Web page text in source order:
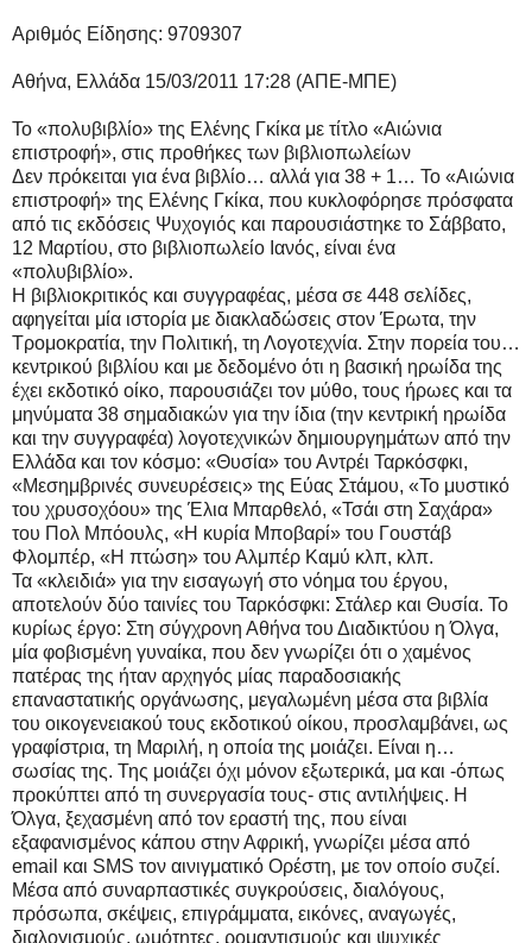
Αριθμός Είδησης: 9709307
Αθήνα, Ελλάδα 15/03/2011 17:28 (ΑΠΕ-ΜΠΕ)
Το «πολυβιβλίο» της Ελένης Γκίκα με τίτλο «Αιώνια
επιστροφή», στις προθήκες των βιβλιοπωλείων
Δεν πρόκειται για ένα βιβλίο… αλλά για 38 + 1… Το «Αιώνια
επιστροφή» της Ελένης Γκίκα, που κυκλοφόρησε πρόσφατα
από τις εκδόσεις Ψυχογιός και παρουσιάστηκε το Σάββατο,
12 Μαρτίου, στο βιβλιοπωλείο Ιανός, είναι ένα
«πολυβιβλίο».
Η βιβλιοκριτικός και συγγραφέας, μέσα σε 448 σελίδες,
αφηγείται μία ιστορία με διακλαδώσεις στον Έρωτα, την
Τρομοκρατία, την Πολιτική, τη Λογοτεχνία. Στην πορεία του…
κεντρικού βιβλίου και με δεδομένο ότι η βασική ηρωίδα της
έχει εκδοτικό οίκο, παρουσιάζει τον μύθο, τους ήρωες και τα
μηνύματα 38 σημαδιακών για την ίδια (την κεντρική ηρωίδα
και την συγγραφέα) λογοτεχνικών δημιουργημάτων από την
Ελλάδα και τον κόσμο: «Θυσία» του Αντρέι Ταρκόσφκι,
«Μεσημβρινές συνευρέσεις» της Εύας Στάμου, «Το μυστικό
του χρυσοχόου» της Έλια Μπαρθελό, «Τσάι στη Σαχάρα»
του Πολ Μπόουλς, «Η κυρία Μποβαρί» του Γουστάβ
Φλομπέρ, «Η πτώση» του Αλμπέρ Καμύ κλπ, κλπ.
Τα «κλειδιά» για την εισαγωγή στο νόημα του έργου,
αποτελούν δύο ταινίες του Ταρκόσφκι: Στάλερ και Θυσία. Το
κυρίως έργο: Στη σύγχρονη Αθήνα του Διαδικτύου η Όλγα,
μία φοβισμένη γυναίκα, που δεν γνωρίζει ότι ο χαμένος
πατέρας της ήταν αρχηγός μίας παραδοσιακής
επαναστατικής οργάνωσης, μεγαλωμένη μέσα στα βιβλία
του οικογενειακού τους εκδοτικού οίκου, προσλαμβάνει, ως
γραφίστρια, τη Μαριλή, η οποία της μοιάζει. Είναι η…
σωσίας της. Της μοιάζει όχι μόνον εξωτερικά, μα και -όπως
προκύπτει από τη συνεργασία τους- στις αντιλήψεις. Η
Όλγα, ξεχασμένη από τον εραστή της, που είναι
εξαφανισμένος κάπου στην Αφρική, γνωρίζει μέσα από
email και SMS τον αινιγματικό Ορέστη, με τον οποίο συζεί.
Μέσα από συναρπαστικές συγκρούσεις, διαλόγους,
πρόσωπα, σκέψεις, επιγράμματα, εικόνες, αναγωγές,
διαλογισμούς, ωμότητες, ρομαντισμούς και ψυχικές